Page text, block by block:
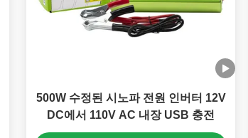
500W 수정된 시노파 전원 인버터 12V
DC에서 110V AC 내장 USB 충전